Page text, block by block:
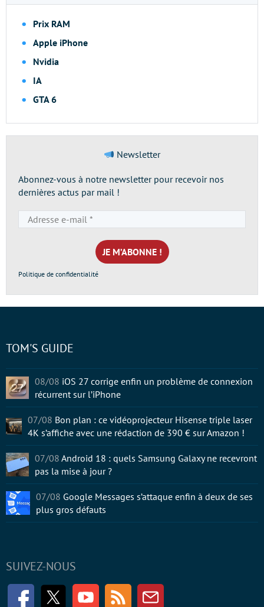
Prix RAM
Apple iPhone
Nvidia
IA
GTA 6
Newsletter
Abonnez-vous à notre newsletter pour recevoir nos
dernières actus par mail !
e-
mail
*
Politique de confidentialité
SUIVEZ-NOUS
FacebookTwitter Youtube RSS Newsletter
TOM'S GUIDE
08/08 iOS 27 corrige enfin un problème de connexion
récurrent sur l’iPhone
07/08 Bon plan : ce vidéoprojecteur Hisense triple laser
4K s’affiche avec une rédaction de 390 € sur Amazon !
07/08 Android 18 : quels Samsung Galaxy ne recevront
pas la mise à jour ?
07/08 Google Messages s’attaque enfin à deux de ses
plus gros défauts